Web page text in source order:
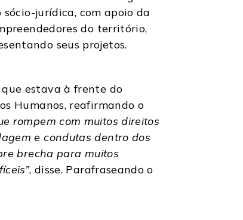
jurídica, com apoio da
do território,
seus projetos.
estava à frente do
Humanos, reafirmando o
rompem com muitos direitos
e condutas dentro dos
brecha para muitos
, disse. Parafraseando o